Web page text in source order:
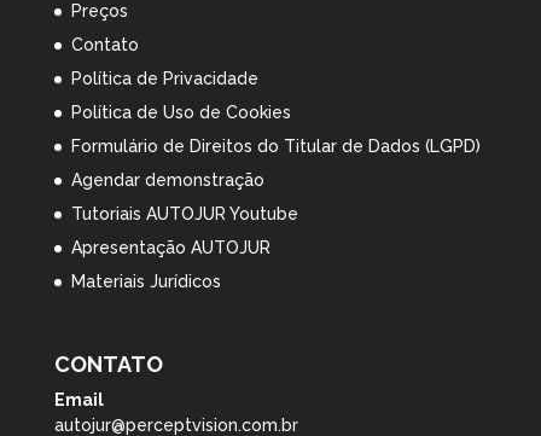
Preços
Contato
Política de Privacidade
Política de Uso de Cookies
Formulário de Direitos do Titular de Dados (LGPD)
Agendar demonstração
Tutoriais AUTOJUR Youtube
Apresentação AUTOJUR
Materiais Jurídicos
CONTATO
Email
autojur@perceptvision.com.br